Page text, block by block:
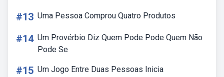
#13 Uma Pessoa Comprou Quatro Produtos
#14 Um Provérbio Diz Quem Pode Pode Quem Não
Pode Se
#15 Um Jogo Entre Duas Pessoas Inicia